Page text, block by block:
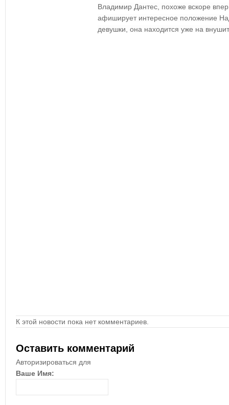
Владимир Дантес, похоже вскоре
афиширует интересное положение
девушки, она находится уже на
К этой новости пока нет комментариев.
Оставить комментарий
Авторизироваться для
Ваше Имя: